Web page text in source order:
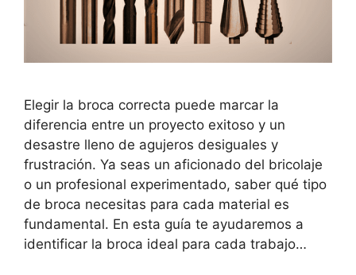
Elegir la broca correcta puede marcar la
diferencia entre un proyecto exitoso y un
desastre lleno de agujeros desiguales y
frustración. Ya seas un aficionado del bricolaje
o un profesional experimentado, saber qué tipo
de broca necesitas para cada material es
fundamental. En esta guía te ayudaremos a
identificar la broca ideal para cada trabajo…